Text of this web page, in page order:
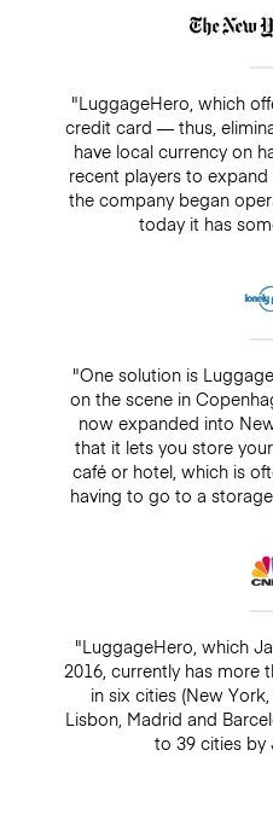
"LuggageHero, which
credit card — thus,
have local currency on
recent players to
the company began
today it has
"One solution is
on the scene in
now expanded into
that it lets you store
café or hotel, which is
having to go to a
"LuggageHero, which
2016, currently has more
in six cities (New
Lisbon, Madrid and
to 39 cities by